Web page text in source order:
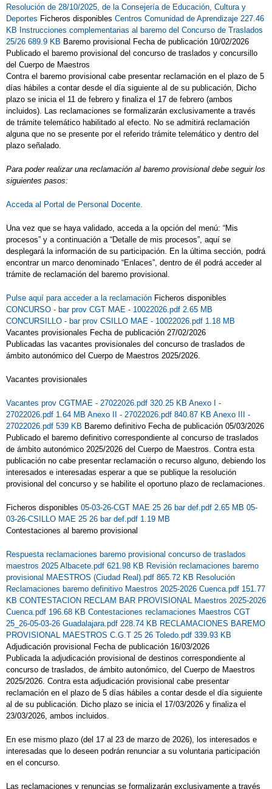
RUTA EN BICI
SAN PABLO DE LOS MONTES 4º DE
PRIMARIA
SAN SILVESTRE 2021
SEGUIMOS SIN PARAR
SERVICIO POSTCOMEDOR JUNIO 2024
SIMULACRO DE EVACUACIÓN
SITE 2º SARA
SAN PABLO 4º DE PRIMARIA
TALLER "CUIDA LA TIERRA"
TORNEO DE AJEDREZ ESCOLAR 4 DE
JUNIO 2025
VISITA A TOLEDO 1º DE PRIMARIA
VISITAMOS " EL BORRIL"
VÍDEO INGLÉS 2º DE PRIMARIA
VÍDEO INGLÉS 4º DE PRIMARIA
VÍDEO INGLÉS 5º DE PRIMARIA
INFANTIL 3 AÑOS
MANIQUIES SAN SILVESTRE
Resolución de 28/10/2025, de la Consejería de Educación, Cultura y
Deportes Ficheros disponibles Centros Comunidad de Aprendizaje 227.46
KB Instrucciones complementarias al baremo del Concurso de Traslados
25/26 689.9 KB Baremo provisional Fecha de publicación 10/02/2026
Publicado el baremo provisional del concurso de traslados y concursillo
del Cuerpo de Maestros
Contra el baremo provisional cabe presentar reclamación en el plazo de 5
días hábiles a contar desde el día siguiente al de su publicación, Dicho
plazo se inicia el 11 de febrero y finaliza el 17 de febrero (ambos
incluidos). Las reclamaciones se formalizarán exclusivamente a través
de trámite telemático habilitado al efecto. No se admitirá reclamación
alguna que no se presente por el referido trámite telemático y dentro del
plazo señalado.
Para poder realizar una reclamación al baremo provisional debe seguir los
siguientes pasos:
Acceda al Portal de Personal Docente.
Una vez que se haya validado, acceda a la opción del menú: “Mis
procesos” y a continuación a “Detalle de mis procesos”, aquí se
desplegará la información de su participación. En la última sección, podrá
encontrar un marco denominado “Enlaces”, dentro de él podrá acceder al
trámite de reclamación del baremo provisional.
Pulse aquí para acceder a la reclamación Ficheros disponibles
CONCURSO - bar prov CGT MAE - 10022026.pdf 2.65 MB
CONCURSILLO - bar prov CSILLO MAE - 10022026.pdf 1.18 MB
Vacantes provisionales Fecha de publicación 27/02/2026
Publicadas las vacantes provisionales del concurso de traslados de
ámbito autonómico del Cuerpo de Maestros 2025/2026.
Vacantes provisionales
Vacantes prov CGTMAE - 27022026.pdf 320.25 KB Anexo I -
27022026.pdf 1.64 MB Anexo II - 27022026.pdf 840.87 KB Anexo III -
27022026.pdf 539 KB Baremo definitivo Fecha de publicación 05/03/2026
Publicado el baremo definitivo correspondiente al concurso de traslados
de ámbito autonómico 2025/2026 del Cuerpo de Maestros. Contra esta
publicación no cabe presentar reclamación o recurso alguno, debiendo los
interesados e interesadas esperar a que se publique la resolución
provisional del concurso y se habilite el oportuno plazo de reclamaciones.
Ficheros disponibles 05-03-26-CGT MAE 25 26 bar def.pdf 2.65 MB 05-
03-26-CSILLO MAE 25 26 bar def.pdf 1.19 MB
Contestaciones al baremo provisional
Respuesta reclamaciones baremo provisional concurso de traslados
maestros 2025 Albacete.pdf 621.98 KB Revisión reclamaciones baremo
provisional MAESTROS (Ciudad Real).pdf 865.72 KB Resolución
Reclamaciones baremo definitivo Maestros 2025-2026 Cuenca.pdf 151.77
KB CONTESTACION RECLAM BAR PROVISIONAL Maestros 2025-2026
Cuenca.pdf 196.68 KB Contestaciones reclamaciones Maestros CGT
25_26-05-03-26 Guadalajara.pdf 228.74 KB RECLAMACIONES BAREMO
PROVISIONAL MAESTROS C.G.T 25 26 Toledo.pdf 339.93 KB
Adjudicación provisional Fecha de publicación 16/03/2026
Publicada la adjudicación provisional de destinos correspondiente al
concurso de traslados, de ámbito autonómico, del Cuerpo de Maestros
2025/2026. Contra esta adjudicación provisional cabe presentar
reclamación en el plazo de 5 días hábiles a contar desde el día siguiente
al de su publicación. Dicho plazo se inicia el 17/03/2026 y finaliza el
23/03/2026, ambos incluidos.
En ese mismo plazo (del 17 al 23 de marzo de 2026), los interesados e
interesadas que lo deseen podrán renunciar a su voluntaria participación
en el concurso.
Las reclamaciones y renuncias se formalizarán exclusivamente a través